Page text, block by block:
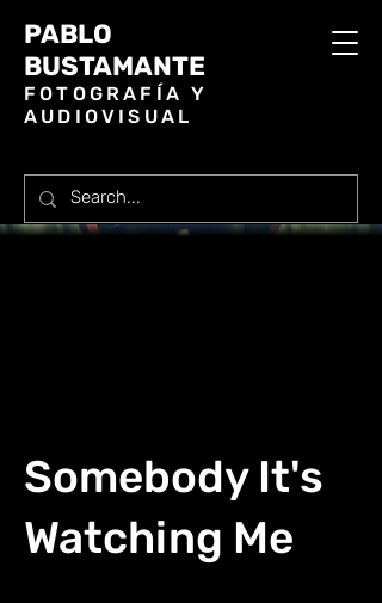
PABLO
BUSTAMANTE
FOTOGRAFÍA Y
AUDIOVISUAL
Somebody It's
Watching Me